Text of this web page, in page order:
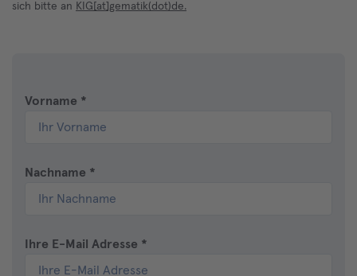
sich bitte an KIG[at]gematik(dot)de.
Vorname *
Nachname *
Ihre E-Mail Adresse *